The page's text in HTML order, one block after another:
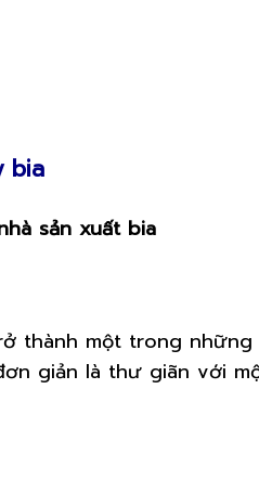
bia
sản xuất bia
thành một trong
giản là thư giãn với